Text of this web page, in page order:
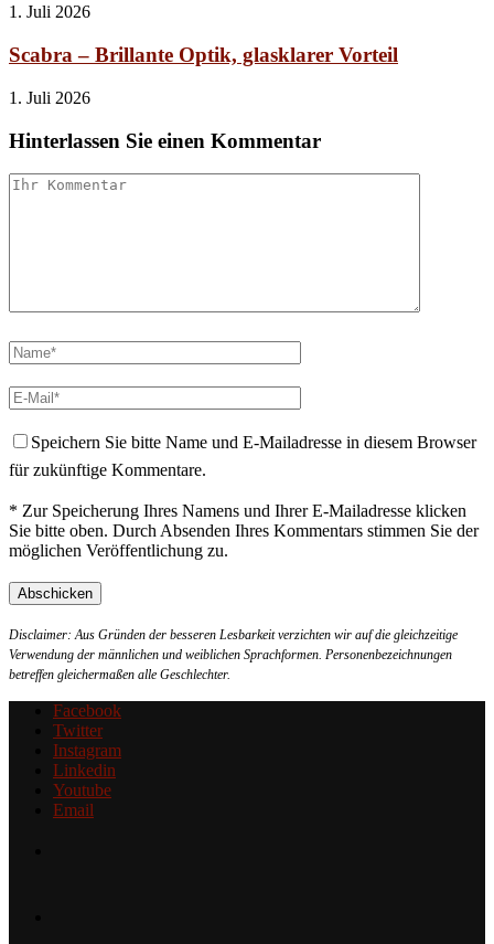
1. Juli 2026
Scabra – Brillante Optik, glasklarer Vorteil
1. Juli 2026
Hinterlassen Sie einen Kommentar
Speichern Sie bitte Name und E-Mailadresse in diesem Browser
für zukünftige Kommentare.
* Zur Speicherung Ihres Namens und Ihrer E-Mailadresse klicken
Sie bitte oben. Durch Absenden Ihres Kommentars stimmen Sie der
möglichen Veröffentlichung zu.
Disclaimer: Aus Gründen der besseren Lesbarkeit verzichten wir auf die gleichzeitige
Verwendung der männlichen und weiblichen Sprachformen. Personenbezeichnungen
betreffen gleichermaßen alle Geschlechter.
Facebook
Twitter
Instagram
Linkedin
Youtube
Email